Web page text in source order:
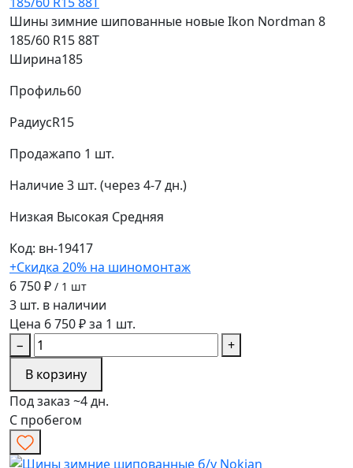
Шины зимние шипованные новые Ikon Nordman 8
185/60 R15 88T
Ширина185
Профиль60
РадиусR15
Продажапо 1 шт.
Наличие3 шт. (через 4-7 дн.)
Низкая Высокая Средняя
Код: вн-19417
+Скидка 20% на шиномонтаж
6 750 ₽ / 1 шт
3 шт. в наличии
Цена 6 750 ₽ за 1 шт.
−
+
В корзину
Под заказ ~4 дн.
С пробегом